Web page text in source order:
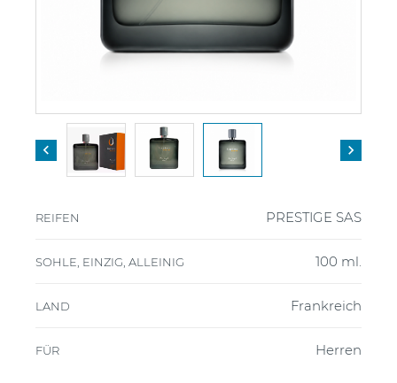
 
REIFEN PRESTIGE SAS
SOHLE, EINZIG, ALLEINIG 100 ml.
LAND Frankreich
FÜR Herren